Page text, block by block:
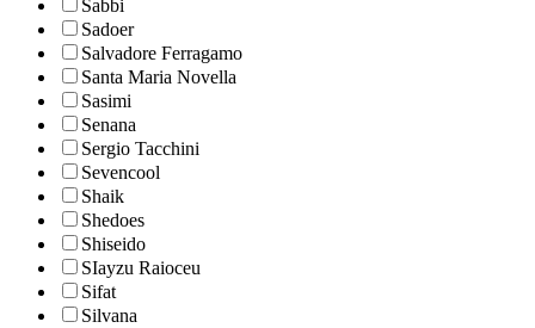
Sabbi
Sadoer
Salvadore Ferragamo
Santa Maria Novella
Sasimi
Senana
Sergio Tacchini
Sevencool
Shaik
Shedoes
Shiseido
SIayzu Raioceu
Sifat
Silvana